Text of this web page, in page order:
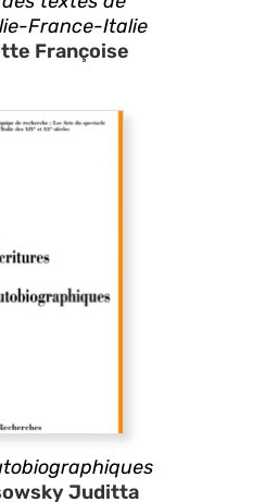
France-Italie
Françoise
Juditta